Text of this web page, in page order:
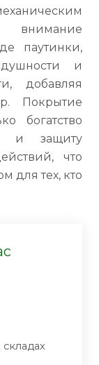
паутинки,
и
добавляя
Покрытие
богатство
и защиту
что
для тех, кто